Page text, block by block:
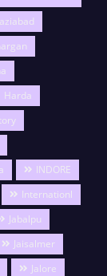
Harda
INDORE
Internationl
Jabalpu
Jaisalmer
Jalore